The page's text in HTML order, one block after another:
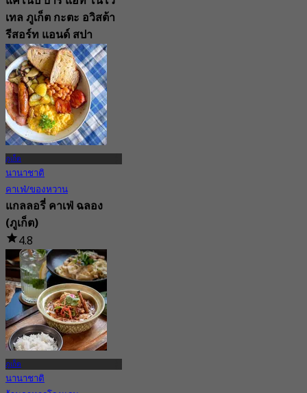
เทล ภูเก็ต กะตะ อวิสต้า
รีสอร์ท แอนด์ สปา
(ภูเก็ต)
New
4.9
จาก฿ 2,250
ภูเก็ต
นานาชาติ
คาเฟ่/ของหวาน
แกลลอรี่ คาเฟ่ ฉลอง
(ภูเก็ต)
4.8
22 การจอง
จาก฿ 430
ภูเก็ต
นานาชาติ